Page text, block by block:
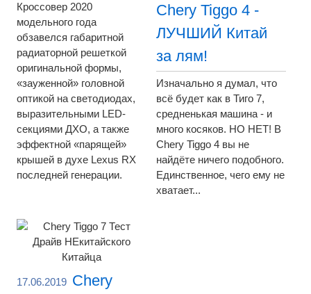
Кроссовер 2020
модельного года
обзавелся габаритной
радиаторной решеткой
оригинальной формы,
«зауженной» головной
оптикой на светодиодах,
выразительными LED-
секциями ДХО, а также
эффектной «парящей»
крышей в духе Lexus RX
последней генерации.
Chery Tiggo 4 -
ЛУЧШИЙ Китай
за лям!
Изначально я думал, что
всё будет как в Тиго 7,
средненькая машина - и
много косяков. НО НЕТ! В
Chery Tiggo 4 вы не
найдёте ничего подобного.
Единственное, чего ему не
хватает...
17.06.2019 Chery